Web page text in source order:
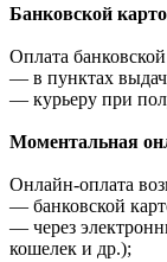
Банковской
Оплата
— в пунктах
— курьеру при
Моментальная
Онлайн-оплата
— банковской
— через
кошелек и др.);